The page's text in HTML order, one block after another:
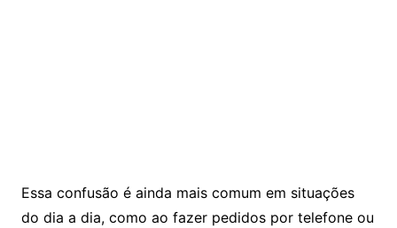
Essa confusão é ainda mais comum em situações
do dia a dia, como ao fazer pedidos por telefone ou